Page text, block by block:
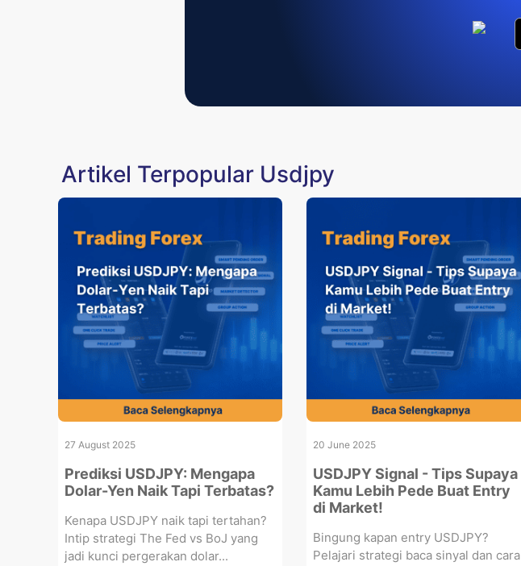
Artikel Terpopular Usdjpy
27 August 2025
Prediksi USDJPY: Mengapa
Dolar-Yen Naik Tapi Terbatas?
Kenapa USDJPY naik tapi tertahan?
Intip strategi The Fed vs BoJ yang
jadi kunci pergerakan dolar...
20 June 2025
USDJPY Signal - Tips Supaya
Kamu Lebih Pede Buat Entry
di Market!
Bingung kapan entry USDJPY?
Pelajari strategi baca sinyal dan cara